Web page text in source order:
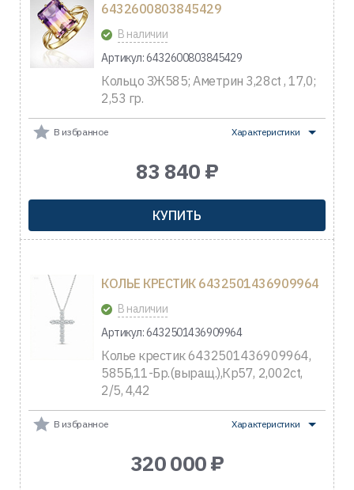
6432600803845429
В наличии
Артикул: 6432600803845429
Кольцо ЗЖ585; Аметрин 3,28ct , 17,0;
2,53 гр.
В избранное Характеристики
83 840 ₽
КУПИТЬ
КОЛЬЕ КРЕСТИК 6432501436909964
В наличии
Артикул: 6432501436909964
Колье крестик 6432501436909964,
585Б,11-Бр.(выращ.),Кр57, 2,002ct,
2/5, 4,42
В избранное Характеристики
320 000 ₽